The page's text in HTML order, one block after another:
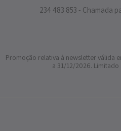
234 483 853 - Chamada
Promoção relativa à newsletter válida
a 31/12/2026.